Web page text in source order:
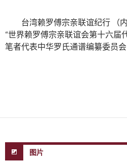
台湾赖罗傅宗亲联谊纪行 （
“世界赖罗傅宗亲联谊会第十六届
笔者代表中华罗氏通谱编纂委员
图片